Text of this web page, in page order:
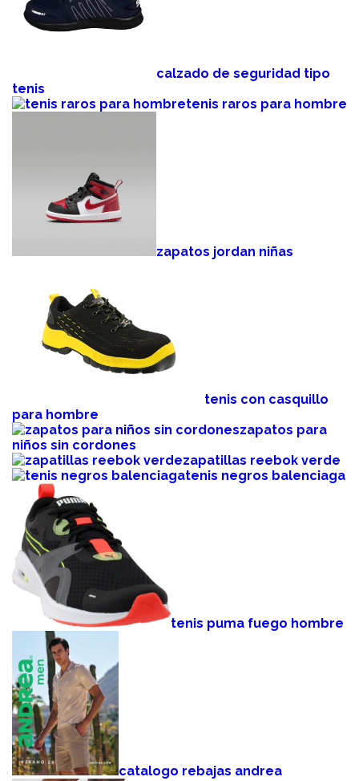
calzado de seguridad tipo
tenis
tenis raros para hombre
zapatos jordan niñas
tenis con casquillo
para hombre
zapatos para
niños sin cordones
zapatillas reebok verde
tenis negros balenciaga
tenis puma fuego hombre
catalogo rebajas andrea